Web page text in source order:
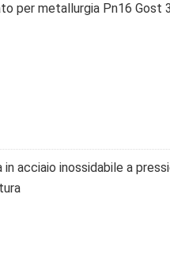
per metallurgia Pn16 Gost
in acciaio inossidabile a